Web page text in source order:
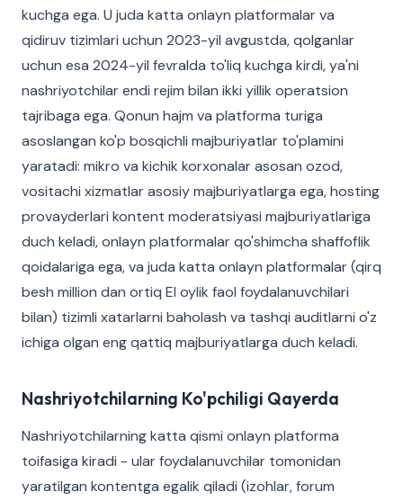
kuchga ega. U juda katta onlayn platformalar va
qidiruv tizimlari uchun 2023-yil avgustda, qolganlar
uchun esa 2024-yil fevralda to'liq kuchga kirdi, ya'ni
nashriyotchilar endi rejim bilan ikki yillik operatsion
tajribaga ega. Qonun hajm va platforma turiga
asoslangan ko'p bosqichli majburiyatlar to'plamini
yaratadi: mikro va kichik korxonalar asosan ozod,
vositachi xizmatlar asosiy majburiyatlarga ega, hosting
provayderlari kontent moderatsiyasi majburiyatlariga
duch keladi, onlayn platformalar qo'shimcha shaffoflik
qoidalariga ega, va juda katta onlayn platformalar (qirq
besh million dan ortiq EI oylik faol foydalanuvchilari
bilan) tizimli xatarlarni baholash va tashqi auditlarni o'z
ichiga olgan eng qattiq majburiyatlarga duch keladi.
Nashriyotchilarning Ko'pchiligi Qayerda
Nashriyotchilarning katta qismi onlayn platforma
toifasiga kiradi - ular foydalanuvchilar tomonidan
yaratilgan kontentga egalik qiladi (izohlar, forum